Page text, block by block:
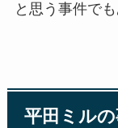
と思う事件でも
平田ミル